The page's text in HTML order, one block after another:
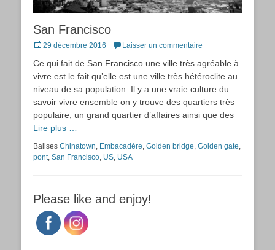
San Francisco
Posted
29 décembre 2016 Laisser un commentaire
Ce qui fait de San Francisco une ville très agréable à
vivre est le fait qu’elle est une ville très hétéroclite au
niveau de sa population. Il y a une vraie culture du
savoir vivre ensemble on y trouve des quartiers très
populaire, un grand quartier d’affaires ainsi que des
Lire plus …
Balises Chinatown, Embacadère, Golden bridge, Golden gate,
pont, San Francisco, US, USA
Please like and enjoy!